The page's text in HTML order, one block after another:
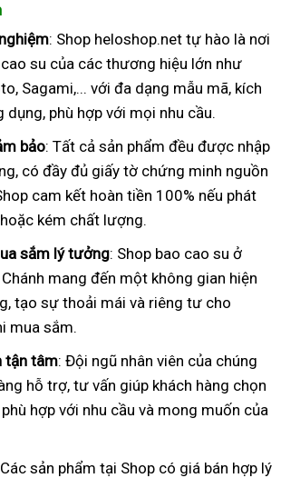
: Shop heloshop.net tự hào là nơi
su của các thương hiệu lớn như
Sagami,... với đa dạng mẫu mã, kích
phù hợp với mọi nhu cầu.
bảo: Tất cả sản phẩm đều được nhập
có đầy đủ giấy tờ chứng minh nguồn
cam kết hoàn tiền 100% nếu phát
kém chất lượng.
sắm lý tưởng: Shop bao cao su ở
mang đến một không gian hiện
tạo sự thoải mái và riêng tư cho
mua sắm.
tận tâm: Đội ngũ nhân viên của chúng
hỗ trợ, tư vấn giúp khách hàng chọn
hợp với nhu cầu và mong muốn của
sản phẩm tại Shop có giá bán hợp lý